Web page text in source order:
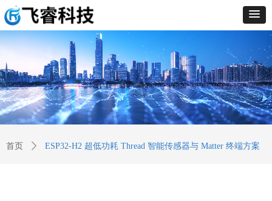
首页 ꄲ ESP32-H2 超低功耗 Thread 智能传感器与 Matter 终端方案